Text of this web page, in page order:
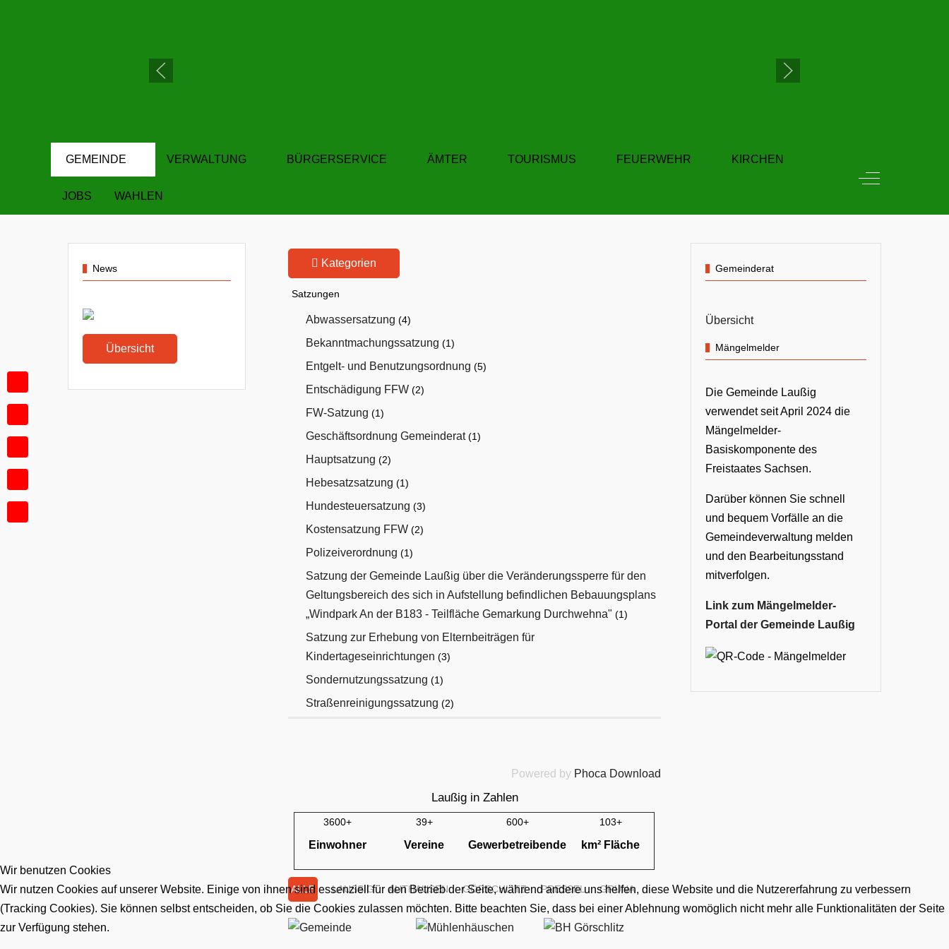
GEMEINDE VERWALTUNG BÜRGERSERVICE ÄMTER TOURISMUS FEUERWEHR KIRCHEN
JOBS WAHLEN
Off-Canvas
News
Übersicht
Kategorien
Satzungen
Abwassersatzung (4)
Bekanntmachungssatzung (1)
Entgelt- und Benutzungsordnung (5)
Entschädigung FFW (2)
FW-Satzung (1)
Geschäftsordnung Gemeinderat (1)
Hauptsatzung (2)
Hebesatzsatzung (1)
Hundesteuersatzung (3)
Kostensatzung FFW (2)
Polizeiverordnung (1)
Satzung der Gemeinde Laußig über die Veränderungssperre für den
Geltungsbereich des sich in Aufstellung befindlichen Bebauungsplans
„Windpark An der B183 - Teilfläche Gemarkung Durchwehna" (1)
Satzung zur Erhebung von Elternbeiträgen für
Kindertageseinrichtungen (3)
Sondernutzungssatzung (1)
Straßenreinigungssatzung (2)
Powered by Phoca Download
Laußig in Zahlen
3600+
Einwohner
39+
Vereine
600+
Gewerbetreibende
103+
km² Fläche
ALLE LAUSSIG AUTHAUSEN GÖRSCHLITZ PRESSEL GRUNA
Gemeinderat
Übersicht
Mängelmelder
Die Gemeinde Laußig
verwendet seit April 2024 die
Mängelmelder-
Basiskomponente des
Freistaates Sachsen.
Darüber können Sie schnell
und bequem Vorfälle an die
Gemeindeverwaltung melden
und den Bearbeitungsstand
mitverfolgen.
Link zum Mängelmelder-
Portal der Gemeinde Laußig
Wir benutzen Cookies
Wir nutzen Cookies auf unserer Website. Einige von ihnen sind essenziell für den Betrieb der Seite, während andere uns helfen, diese Website und die Nutzererfahrung zu verbessern
(Tracking Cookies). Sie können selbst entscheiden, ob Sie die Cookies zulassen möchten. Bitte beachten Sie, dass bei einer Ablehnung womöglich nicht mehr alle Funktionalitäten der Seite
zur Verfügung stehen.